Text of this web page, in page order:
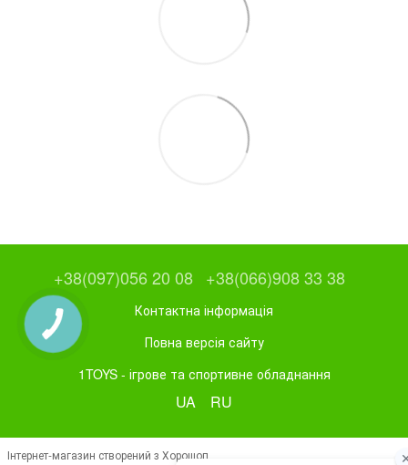
+38(097)056 20 08 +38(066)908 33 38
Контактна інформація
Повна версія сайту
1TOYS - ігрове та спортивне обладнання
UA RU
Інтернет-магазин створений з Хорошоп